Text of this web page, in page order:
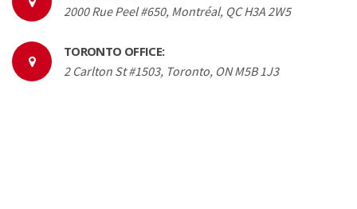
2000 Rue Peel #650, Montréal, QC H3A 2W5
TORONTO OFFICE:
2 Carlton St #1503, Toronto, ON M5B 1J3